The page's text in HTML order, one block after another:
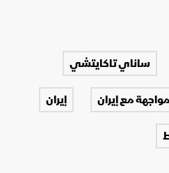
ساناي تاكايتشي
مع إيران
إيران